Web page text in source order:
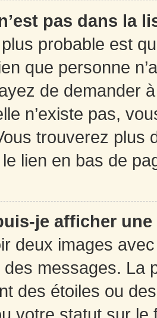
pas dans la
probable est
que personne
de demander
n’existe pas,
trouverez plus
lien en bas de
je afficher
deux images
des messages. La
des étoiles ou